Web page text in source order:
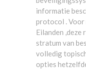
informatie
protocol . Voor
Eilanden
stratum van
volledig
opties